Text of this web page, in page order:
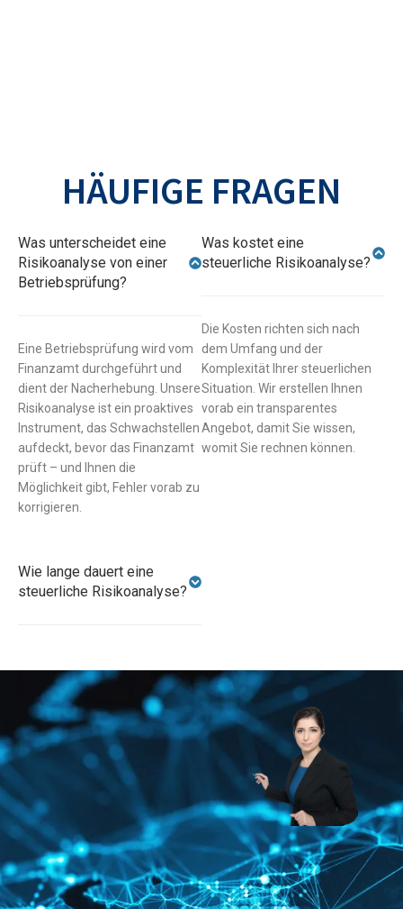
HÄUFIGE FRAGEN
Was unterscheidet eine
Risikoanalyse von einer
Betriebsprüfung?
Eine Betriebsprüfung wird vom
Finanzamt durchgeführt und
dient der Nacherhebung. Unsere
Risikoanalyse ist ein proaktives
Instrument, das Schwachstellen
aufdeckt, bevor das Finanzamt
prüft – und Ihnen die
Möglichkeit gibt, Fehler vorab zu
korrigieren.
Wie lange dauert eine
steuerliche Risikoanalyse?
Was kostet eine
steuerliche Risikoanalyse?
Die Kosten richten sich nach
dem Umfang und der
Komplexität Ihrer steuerlichen
Situation. Wir erstellen Ihnen
vorab ein transparentes
Angebot, damit Sie wissen,
womit Sie rechnen können.